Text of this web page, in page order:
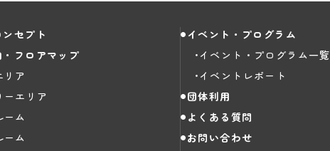
セプト
フロアマップ
ア
エリア
ム
ム
イベント・プログラム
イベント・プログラム一覧
イベントレポート
団体利用
よくある質問
お問い合わせ